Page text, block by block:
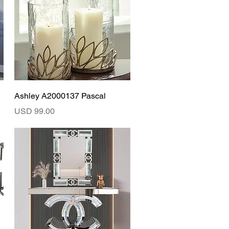
Vista rápida
Ashley A2000137 Pascal
Precio
USD 99.00